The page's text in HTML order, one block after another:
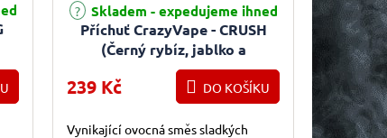
Příchuť CrazyVape - CRUSH
(Černý rybíz, jablko a
pomeranč) 10ml
Skladem - expedujeme ihned
239 Kč DO KOŠÍKU
Vynikající ovocná směs sladkých